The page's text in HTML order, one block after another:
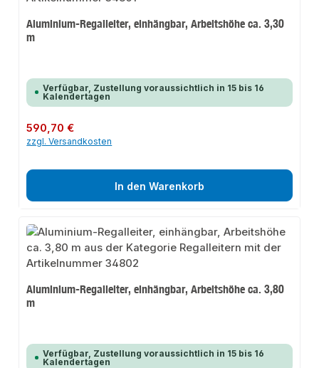
Aluminium-Regalleiter, einhängbar, Arbeitshöhe ca. 3,30
m
Verfügbar, Zustellung voraussichtlich in 15 bis 16
Kalendertagen
Regulärer Preis:
590,70 €
zzgl. Versandkosten
In den Warenkorb
Aluminium-Regalleiter, einhängbar, Arbeitshöhe ca. 3,80
m
Verfügbar, Zustellung voraussichtlich in 15 bis 16
Kalendertagen